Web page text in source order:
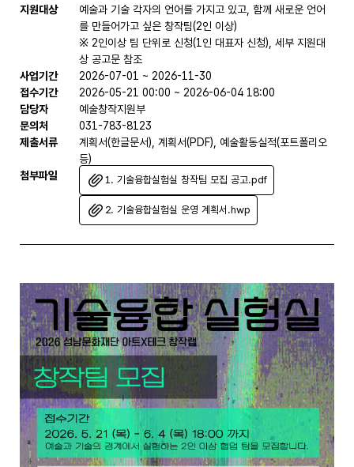
지원대상
예술과 기술 각자의 언어를 가지고 있고, 함께 새로운 언어
를 만들어가고 싶은 창작팀(2인 이상)
※ 2인이상 팀 단위로 신청(1인 대표자 신청), 세부 지원대
상 공고문 참조
사업기간
2026-07-01 ~ 2026-11-30
접수기간
2026-05-21 00:00 ~ 2026-06-04 18:00
담당자
예술창작지원부
문의처
031-783-8123
제출서류
계획서(한글문서), 계획서(PDF), 예술활동실적(포트폴리오
등)
첨부파일
1. 기술융합실험실 창작팀 모집 공고.pdf
2. 기술융합실험실 운영 계획서.hwp